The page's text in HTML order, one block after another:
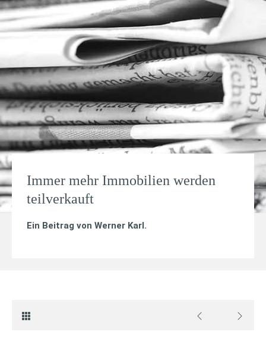
Immer mehr Immobilien werden
teilverkauft
Ein Beitrag von Werner Karl.